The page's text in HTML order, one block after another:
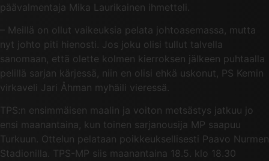
päävalmentaja Mika Laurikainen ihmetteli.
– Meillä on ollut vaikeuksia pelata johtoasemassa, mutta
nyt johto piti hienosti. Jos joku olisi tullut talvella
sanomaan, että olette kolmen kierroksen jälkeen puhtaalla
pelillä sarjan kärjessä, niin en olisi ehkä uskonut, PS Kemin
virkaveli Jari Åhman myhäili vieressä.
TPS:n ensimmäisen maalin ja voiton metsästys jatkuu jo
ensi maanantaina, kun toinen sarjanousija MP saapuu
Turkuun. Ottelun pelataan poikkeuksellisesti Paavo Nurmen
Stadionilla. TPS-MP siis maanantaina 18.5. klo 18.30